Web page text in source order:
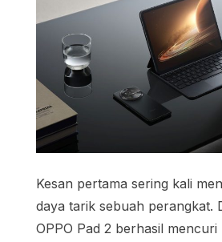
Kesan pertama sering kali
daya tarik sebuah perangkat.
OPPO Pad 2 berhasil mencuri